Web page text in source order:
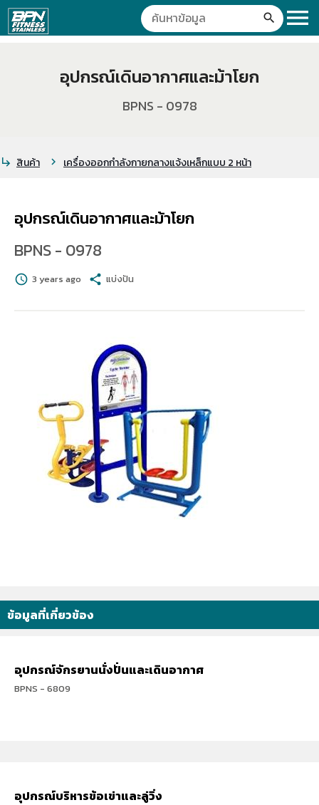
menu
search
อุปกรณ์เดินอากาศและม้าโยก
BPNS - 0978
subdirectory_arrow_right สินค้า chevron_right เครื่องออกกำลังกายกลางแจ้งเหล็กแบบ 2 หน้า
อุปกรณ์เดินอากาศและม้าโยก
BPNS - 0978
schedule 3 years ago share แบ่งปัน
ข้อมูลที่เกี่ยวข้อง
อุปกรณ์จักรยานนั่งปั่นและเดินอากาศ
BPNS - 6809
อุปกรณ์บริหารข้อเข่าและลู่วิ่ง